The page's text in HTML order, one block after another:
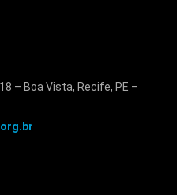
– Boa Vista, Recife, PE –